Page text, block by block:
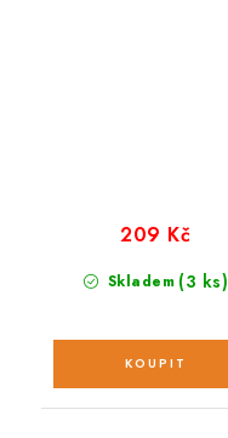
Skladem (3 ks)
209 Kč